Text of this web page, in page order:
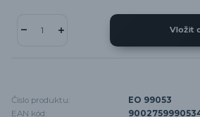
Vložit
Číslo produktu:
EO 99053
EAN kód: